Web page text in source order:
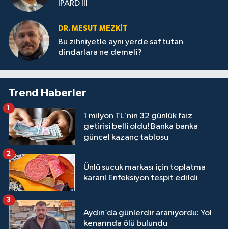
IPARD III
DR. MESUT MEZKIT
Bu zihniyetle aynı yerde saf tutan
dindarlara ne demeli?
Trend Haberler
1 milyon TL'nin 32 günlük faiz
getirisi belli oldu! Banka banka
güncel kazanç tablosu
1
Ünlü sucuk markası için toplatma
kararı! Enfeksiyon tespit edildi
2
Aydın’da günlerdir aranıyordu: Yol
kenarında ölü bulundu
3